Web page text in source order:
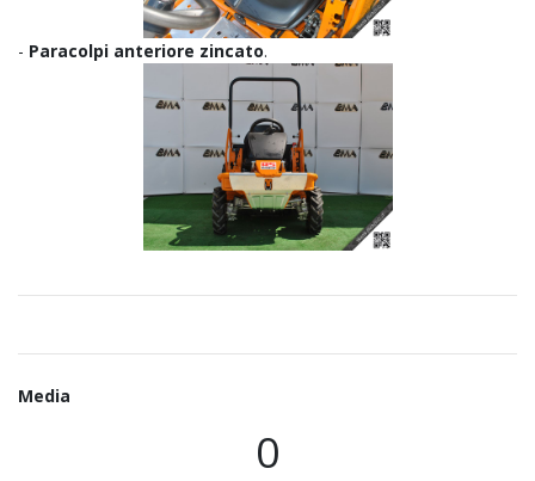
- Paracolpi anteriore zincato.
Media
0